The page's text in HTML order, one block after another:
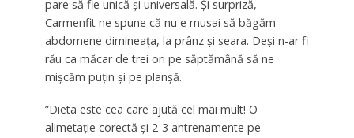
pare să fie unică și universală. Și surpriză,
Carmenfit ne spune că nu e musai să băgăm
abdomene dimineața, la prânz și seara. Deși n-ar fi
rău ca măcar de trei ori pe săptămână să ne
mișcăm puțin și pe planșă.
”Dieta este cea care ajută cel mai mult! O
alimetație corectă și 2-3 antrenamente pe